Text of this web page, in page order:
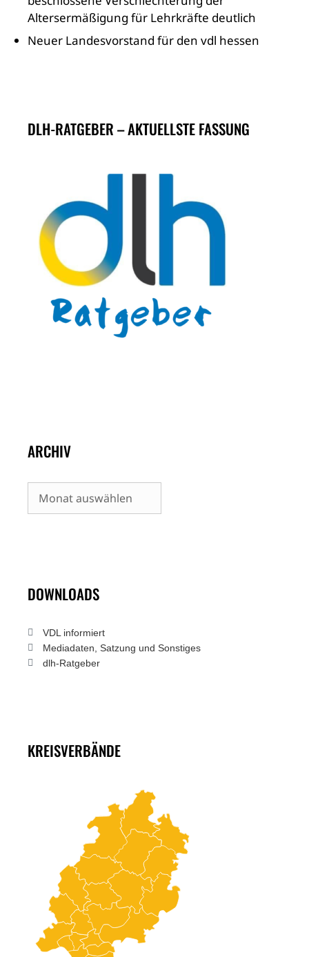
Altersermäßigung für Lehrkräfte deutlich
Neuer Landesvorstand für den vdl hessen
DLH-RATGEBER – AKTUELLSTE FASSUNG
ARCHIV
Archiv
DOWNLOADS
VDL informiert
Mediadaten, Satzung und Sonstiges
dlh-Ratgeber
KREISVERBÄNDE